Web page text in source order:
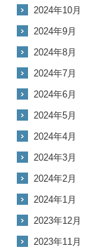
2024年10月
2024年9月
2024年8月
2024年7月
2024年6月
2024年5月
2024年4月
2024年3月
2024年2月
2024年1月
2023年12月
2023年11月